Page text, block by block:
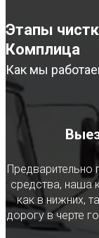
Этапы
Комплица
Как мы
Предварительно
средства, наша
как в нижних,
дорогу в черте